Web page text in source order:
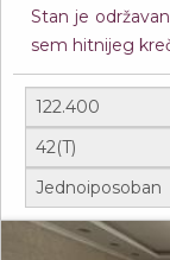
Stan je
sem hitnijeg